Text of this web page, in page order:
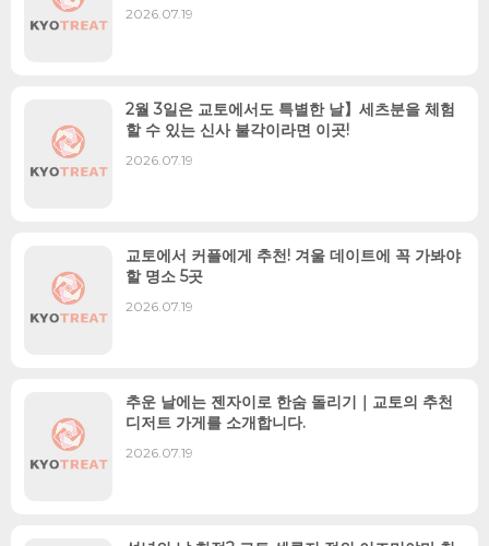
2026.07.19
2월 3일은 교토에서도 특별한 날】세츠분을 체험
할 수 있는 신사 불각이라면 이곳!
2026.07.19
교토에서 커플에게 추천! 겨울 데이트에 꼭 가봐야
할 명소 5곳
2026.07.19
추운 날에는 젠자이로 한숨 돌리기｜교토의 추천
디저트 가게를 소개합니다.
2026.07.19